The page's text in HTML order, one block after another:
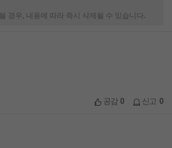
경우, 내용에 따라 즉시 삭제될 수 있습니다.
공감0 신고 0